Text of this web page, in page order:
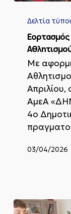
Παγκόσμιας
Ημέρας
Αθλητισμού
Δελτία
Εορτασμός
Με
ΑμεΑ
4ο
03/04/2026